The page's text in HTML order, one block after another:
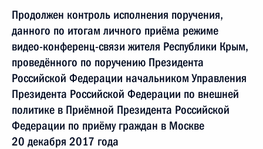
Продолжен контроль исполнения поручения,
данного по итогам личного приёма режиме
видео-конференц-связи жителя Республики Крым,
проведённого по поручению Президента
Российской Федерации начальником Управления
Президента Российской Федерации по внешней
политике в Приёмной Президента Российской
Федерации по приёму граждан в Москве
20 декабря 2017 года